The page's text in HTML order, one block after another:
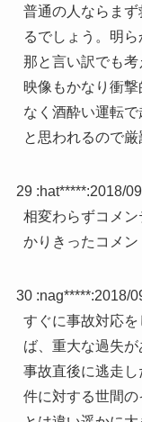
普通の人ならま
るでしょう。明
那と言い訳でも考
映像もかなり衝
なく酒酔い運転
と思われるので厳
29 :hat*****:2018/
相変わらずコメ
かりきったコメ
30 :nag*****:2018/
すぐに事故対応
ば、重大な過失
事故直後に逃走
件に対する世間